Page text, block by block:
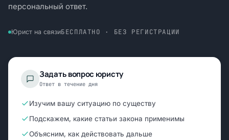
персональный ответ.
Юрист на связиБЕСПЛАТНО · БЕЗ РЕГИСТРАЦИИ
Задать вопрос юристу
Ответ в течение дня
Изучим вашу ситуацию по существу
Подскажем, какие статьи закона применимы
Объясним, как действовать дальше